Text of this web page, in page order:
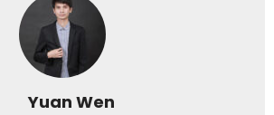
Yuan Wen